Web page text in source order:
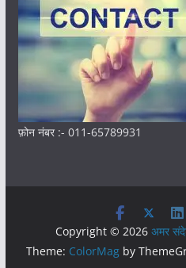
फ़ोन नंबर :- 011-65789931
Copyright © 2026 अमर
Theme: ColorMagby